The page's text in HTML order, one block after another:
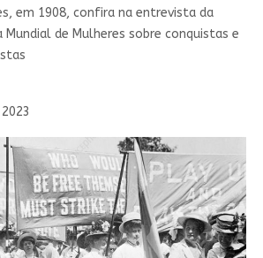
em 1908, confira na entrevista da
de Mulheres sobre conquistas e